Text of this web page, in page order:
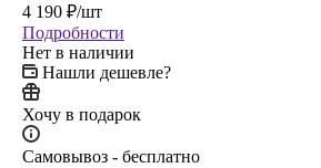
4 190 ₽/шт
Подробности
Нет в наличии
Нашли дешевле?
Хочу в подарок
Самовывоз - бесплатно